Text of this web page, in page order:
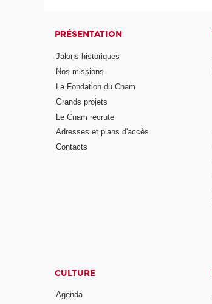
PRÉSENTATION
Jalons historiques
Nos missions
La Fondation du Cnam
Grands projets
Le Cnam recrute
Adresses et plans d'accès
Contacts
CULTURE
Agenda